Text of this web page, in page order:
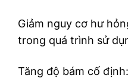
Giảm nguy cơ hư
trong quá trình sử
Tăng độ bám cố